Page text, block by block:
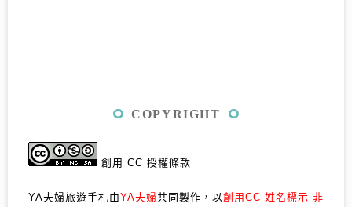
COPYRIGHT
創用 CC 授權條款
YA夫婦旅遊手札由YA夫婦共同製作，以 創用CC 姓名標示-非